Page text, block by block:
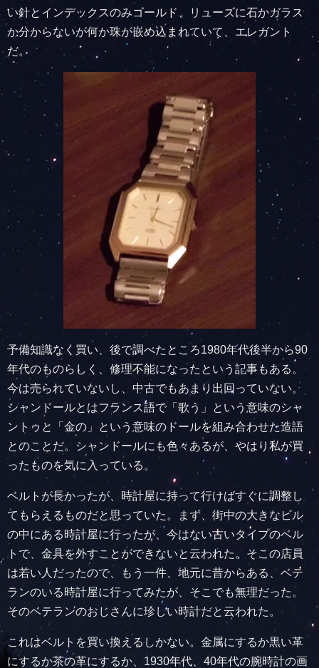
い針とインデックスのみゴールド、リューズに石かガラス
か分からないが何か珠が嵌め込まれていて、エレガント
だ。
予備知識なく買い、後で調べたところ1980年代後半から90
年代のものらしく、修理不能になったという記事もある。
今は売られていないし、中古でもあまり出回っていない。
シャンドールとはフランス語で「歌う」という意味のシャ
ントゥと「金の」という意味のドールを組み合わせた造語
とのことだ。シャンドールにも色々あるが、やはり私が買
ったものを気に入っている。
ベルトが長かったが、時計屋に持って行けばすぐに調整し
てもらえるものだと思っていた。まず、街中の大きなビル
の中にある時計屋に行ったが、今はない古いタイプのベル
トで、金具を外すことができないと云われた。そこの店員
は若い人だったので、もう一件、地元に昔からある、ベテ
ランのいる時計屋に行ってみたが、そこでも無理だった。
そのベテランのおじさんに珍しい時計だと云われた。
これはベルトを買い換えるしかない。金属にするか黒い革
にするか茶の革にするか、1930年代、40年代の腕時計の画